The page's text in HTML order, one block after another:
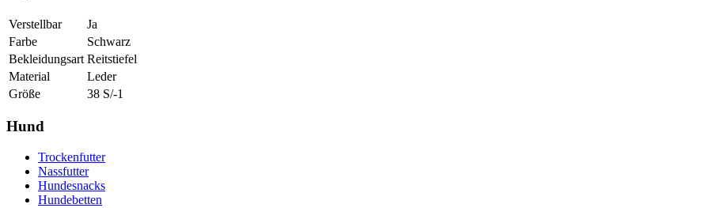
Verstellbar
Ja
Farbe
Schwarz
Bekleidungsart Reitstiefel
Material
Leder
Größe
38 S/-1
Hund
Trockenfutter
Nassfutter
Hundesnacks
Hundebetten